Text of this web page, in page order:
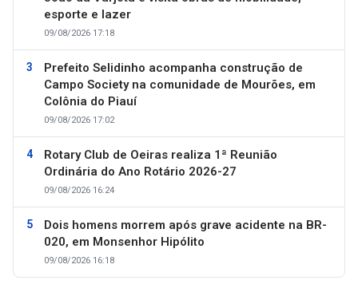
esporte e lazer
09/08/2026 17:18
Prefeito Selidinho acompanha construção de
Campo Society na comunidade de Mourões, em
Colônia do Piauí
09/08/2026 17:02
Rotary Club de Oeiras realiza 1ª Reunião
Ordinária do Ano Rotário 2026-27
09/08/2026 16:24
Dois homens morrem após grave acidente na BR-
020, em Monsenhor Hipólito
09/08/2026 16:18